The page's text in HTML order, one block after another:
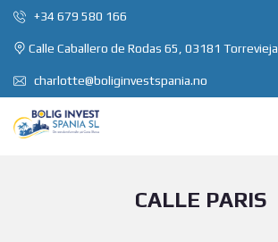
+34 679 580 166
Calle Caballero de Rodas 65, 03181 Torrevieja
charlotte@boliginvestspania.no
CALLE PARIS